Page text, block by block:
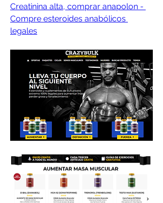
Creatinina alta, comprar anapolon -
Compre esteroides anabólicos
legales